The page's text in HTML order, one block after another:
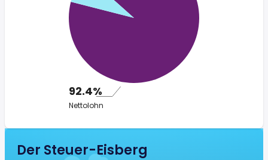
92.4%
Nettolohn
Der Steuer-Eisberg